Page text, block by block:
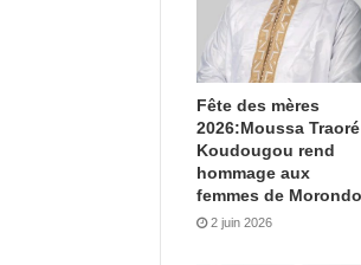
Fête des mères
2026:Moussa Traoré
Koudougou rend
hommage aux
femmes de Morondo
2 juin 2026